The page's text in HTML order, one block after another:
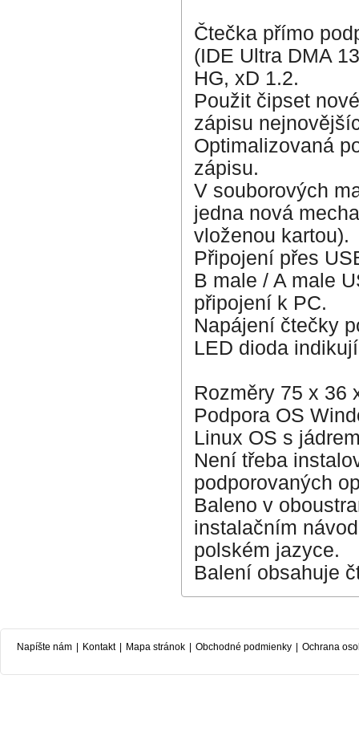
Čtečka přímo
(IDE Ultra DMA
HG, xD 1.2.
Použit čipset
zápisu
Optimalizovaná
zápisu.
V souborových
jedna nová
vloženou kartou).
Připojení přes
B male / A male
připojení k PC.
Napájení čtečky
LED dioda
Rozměry 75 x 36
Podpora OS
Linux OS s
Není třeba
podporovaných
Baleno v
instalačním
polském jazyce.
Balení obsahuje
Napíšte nám | Kontakt | Mapa stránok | Obchodné podmienky | Ochrana